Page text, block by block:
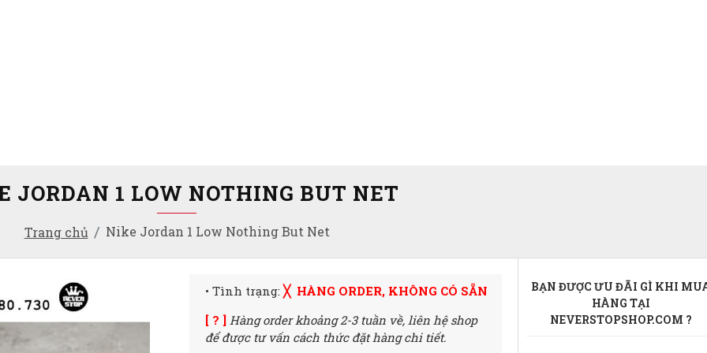
Trang chủ Nike Jordan 1 Low Nothing But Net
JORDAN 1 LOW NOTHING BUT NET
• Tình trạng:╳ HÀNG ORDER, KHÔNG CÓ SẴN
[ ? ] Hàng order khoảng 2-3 tuần về,liên hệ shop
để được tư vấn cách thức đặt hàng chi tiết.
BẠN ĐƯỢC ƯU ĐÃI GÌ KHI
HÀNG TẠI
NEVERSTOPSHOP.COM ?